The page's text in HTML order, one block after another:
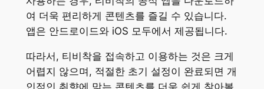
여 더욱 편리하게 콘텐츠를 즐길 수 있습니다.
앱은 안드로이드와 iOS 모두에서 제공됩니다.
따라서, 티비착을 접속하고 이용하는 것은 크게
어렵지 않으며, 적절한 초기 설정이 완료되면 개